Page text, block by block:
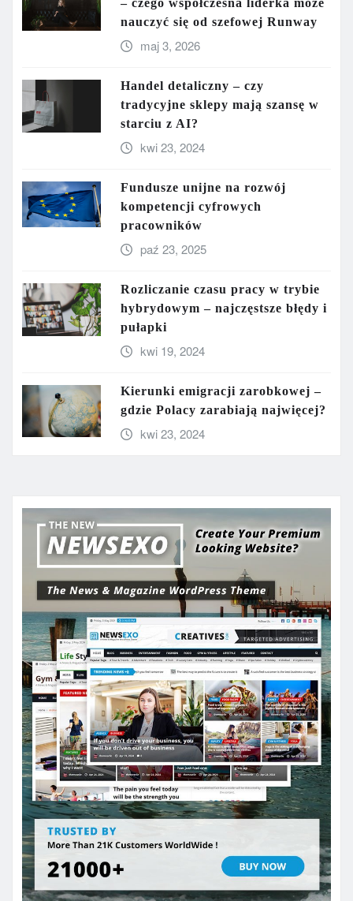
nauczyć się od szefowej Runway
maj 3, 2026
Handel detaliczny – czy
tradycyjne sklepy mają szansę w
starciu z AI?
kwi 23, 2024
Fundusze unijne na rozwój
kompetencji cyfrowych
pracowników
paź 23, 2025
Rozliczanie czasu pracy w trybie
hybrydowym – najczęstsze błędy i
pułapki
kwi 19, 2024
Kierunki emigracji zarobkowej –
gdzie Polacy zarabiają najwięcej?
kwi 23, 2024